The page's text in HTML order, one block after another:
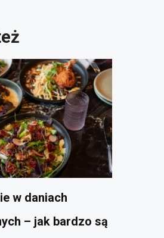
w daniach
– jak bardzo są